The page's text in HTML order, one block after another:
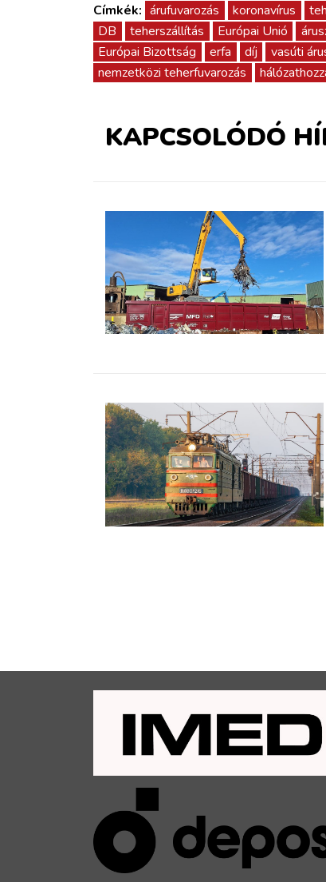
Címkék: árufuvarozás koronavírus
DB
teherszállítás Európai Unió
Európai Bizottság
erfa díj vasúti
nemzetközi teherfuvarozás
KAPCSOLÓDÓ